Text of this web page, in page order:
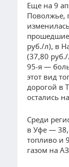
Еще на 9
Поволжье,
прошедшие
руб./л), в
(37,80
95-я —
этот вид
дорогой в
остались
Среди
в Уфе —
топливо и
газом на